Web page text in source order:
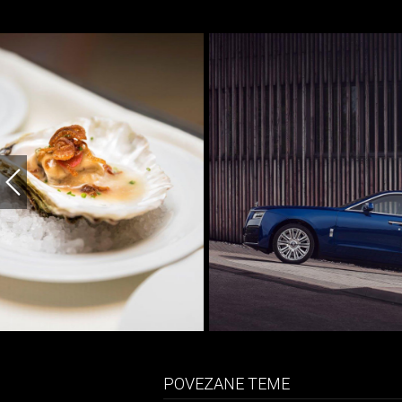
POVEZANE TEME